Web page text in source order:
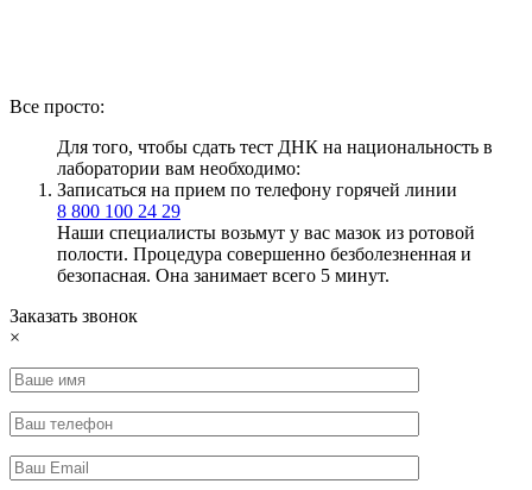
Все просто:
Для того, чтобы сдать тест ДНК на национальность в
лаборатории вам необходимо:
Записаться на прием по телефону горячей линии
8 800 100 24 29
Наши специалисты возьмут у вас мазок из ротовой
полости. Процедура совершенно безболезненная и
безопасная. Она занимает всего 5 минут.
Заказать звонок
×